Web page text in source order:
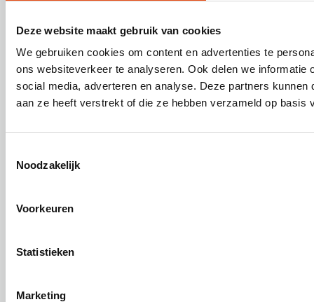
Deze website maakt gebruik van cookies
We gebruiken cookies om content en advertenties te
ons websiteverkeer te analyseren. Ook delen we
social media, adverteren en analyse. Deze partners
aan ze heeft verstrekt of die ze hebben verzameld op basis
Noodzakelijk
Voorkeuren
Statistieken
Marketing
Nuttige informatie
Over Escala
Skilliant BV is ISO 9001:2015 gecertificeerd
voorbehouden - Ondernemingsnr. 554.923.736 - BTW nr.: BE